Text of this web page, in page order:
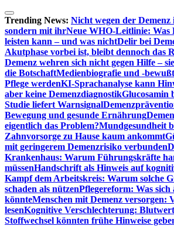
Zum
Inhalt
springen
Trending News: Nicht wegen der
sondern mit ihrNeue WHO-Leitlinie: Was
leisten kann – und was nichtDelir bei
Akutphase vorbei ist, bleibt dennoch das
Demenz wehren sich nicht gegen Hilfe –
die BotschaftMedienbiografie und -
Pflege werdenKI-Sprachanalyse kann
aber keine DemenzdiagnostikGlucosamin
Studie liefert Warnsignal
Bewegung und gesunde Ernährung
eigentlich das Problem?Mundgesundheit
Zahnvorsorge zu Hause kaum ankommt
mit geringerem Demenzrisiko verbunden
Krankenhaus: Warum Führungskräfte
müssenHandschrift als Hinweis auf
Kampf dem Arbeitskreis: Warum solche
schaden als nützenPflegereform: Was sich
könnteMenschen mit Demenz versorgen:
lesenKognitive Verschlechterung:
Stoffwechsel könnten frühe Hinweise